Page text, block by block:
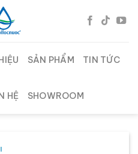
SẢN PHẨM TIN TỨC
HỆ SHOWROOM